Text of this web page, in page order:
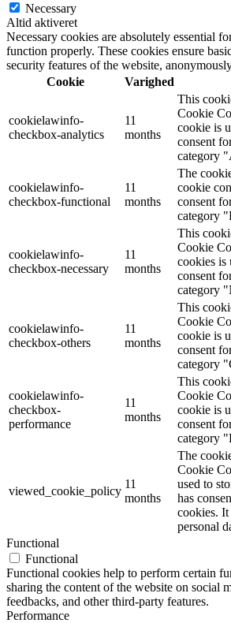
Necessary
Altid aktiveret
Necessary cookies are absolutely essential
function properly. These cookies ensure
security features of the website,
Cookie
Varighed
cookielawinfo-
checkbox-analytics
11
months
This
Cookie
cookie is
consent
category
cookielawinfo-
checkbox-functional
11
months
The
cookie
consent
category
cookielawinfo-
checkbox-necessary
11
months
This
Cookie
cookies is
consent
category
cookielawinfo-
checkbox-others
11
months
This
Cookie
cookie is
consent
category
cookielawinfo-
checkbox-
performance
11
months
This
Cookie
cookie is
consent
category
viewed_cookie_policy
11
months
The
Cookie
used to
has
cookies. It
personal
Functional
Functional
Functional cookies help to perform certain
sharing the content of the website on social
feedbacks, and other third-party features.
Performance